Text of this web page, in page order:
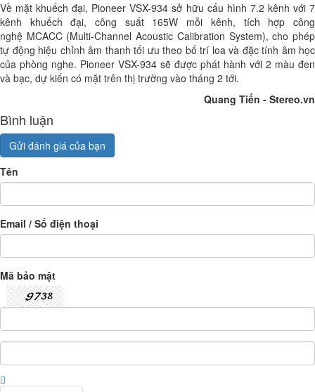
Về mặt khuếch đại, Pioneer VSX-934 sở hữu cấu hình 7.2 kênh với 7
kênh khuếch đại, công suất 165W mỗi kênh, tích hợp công
nghệ MCACC (Multi-Channel Acoustic Calibration System), cho phép
tự động hiệu chỉnh âm thanh tối ưu theo bố trí loa và đặc tính âm học
của phòng nghe. Pioneer VSX-934 sẽ được phát hành với 2 màu đen
và bạc, dự kiến có mặt trên thị trường vào tháng 2 tới.
Quang Tiến - Stereo.vn
Bình luận
Gửi đánh giá của bạn
Tên
Email / Số điện thoại
Mã bảo mật